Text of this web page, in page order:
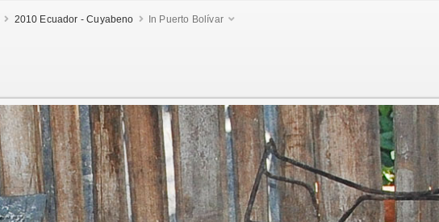
2010 Ecuador - Cuyabeno In Puerto Bolívar